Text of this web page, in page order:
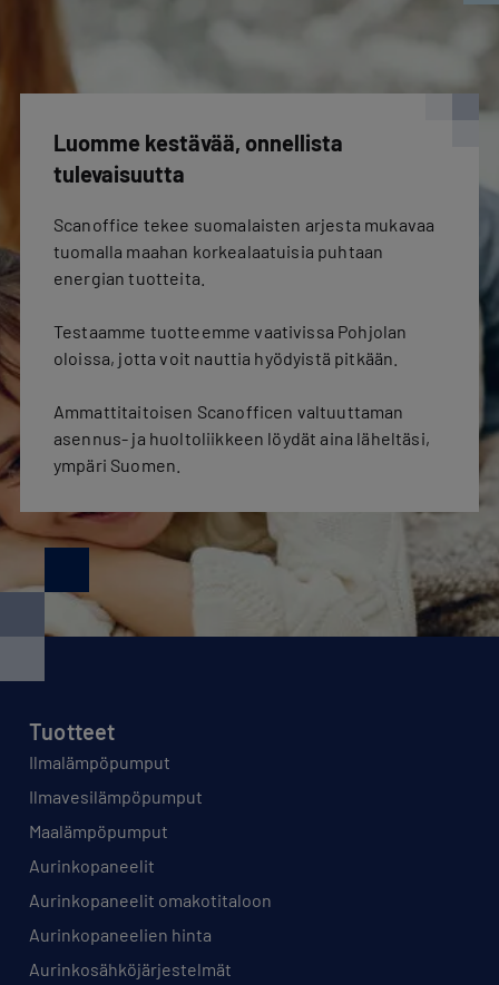
Luomme kestävää, onnellista
tulevaisuutta
Scanoffice tekee suomalaisten arjesta mukavaa
tuomalla maahan korkealaatuisia puhtaan
energian tuotteita.
Testaamme tuotteemme vaativissa Pohjolan
oloissa, jotta voit nauttia hyödyistä pitkään.
Ammattitaitoisen Scanofficen valtuuttaman
asennus- ja huoltoliikkeen löydät aina läheltäsi,
ympäri Suomen.
Tuotteet
Ilmalämpöpumput
Ilmavesilämpöpumput
Maalämpöpumput
Aurinkopaneelit
Aurinkopaneelit omakotitaloon
Aurinkopaneelien hinta
Aurinkosähköjärjestelmät